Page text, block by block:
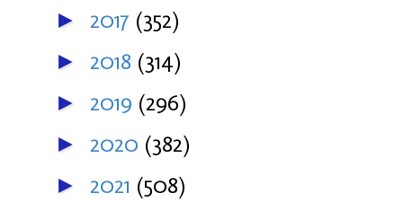
► 2017 (352)
► 2018 (314)
► 2019 (296)
► 2020 (382)
► 2021 (508)